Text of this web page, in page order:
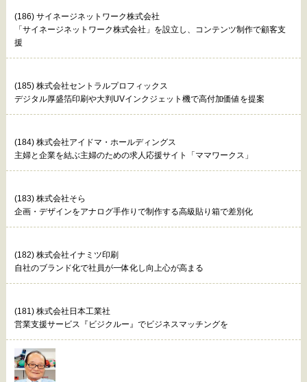
(186) サイネージネットワーク株式会社
「サイネージネットワーク株式会社」を設立し、コンテンツ制作で顧客支
援
(185) 株式会社セントラルプロフィックス
デジタル厚盛箔印刷や大判UVインクジェット機で高付加価値を提案
(184) 株式会社アイドマ・ホールディングス
主婦と企業を結ぶ主婦のための求人応援サイト「ママワークス」
(183) 株式会社そら
企画・デザインをアナログ手作りで制作する高級貼り箱で差別化
(182) 株式会社イナミツ印刷
自社のブランド化で社員が一体化し向上心が高まる
(181) 株式会社日本工業社
営業支援サービス『ビジクルー』でビジネスマッチングを